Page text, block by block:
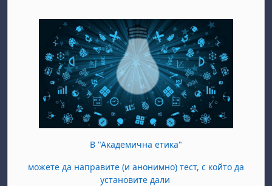
В "Академична етика"
можете да направите (и анонимно) тест, с който да
установите дали